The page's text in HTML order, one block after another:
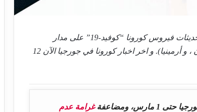
تقرير يومي محدث يصدر كل صباح بتوقيت تبليسي، ويشمل تحديثات فيروس كورونا “كوفيد-19” على مدار
الساعة في جورجيا وكذلك دول إقليم القوقاز (تركيا ، أذربيجان ، و أرمينيا). و اخر اخبار كورونا في جورجيا الآن 12
غرامة عدم